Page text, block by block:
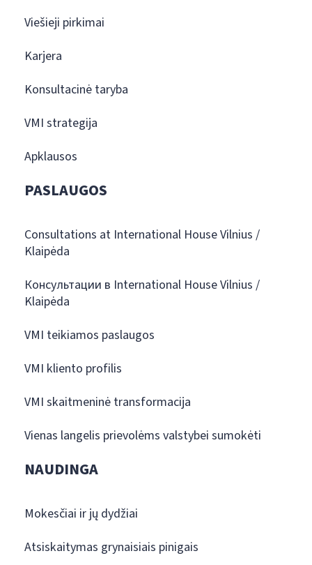
Viešieji pirkimai
Karjera
Konsultacinė taryba
VMI strategija
Apklausos
PASLAUGOS
Consultations at International House Vilnius /
Klaipėda
Консультации в International House Vilnius /
Klaipėda
VMI teikiamos paslaugos
VMI kliento profilis
VMI skaitmeninė transformacija
Vienas langelis prievolėms valstybei sumokėti
NAUDINGA
Mokesčiai ir jų dydžiai
Atsiskaitymas grynaisiais pinigais